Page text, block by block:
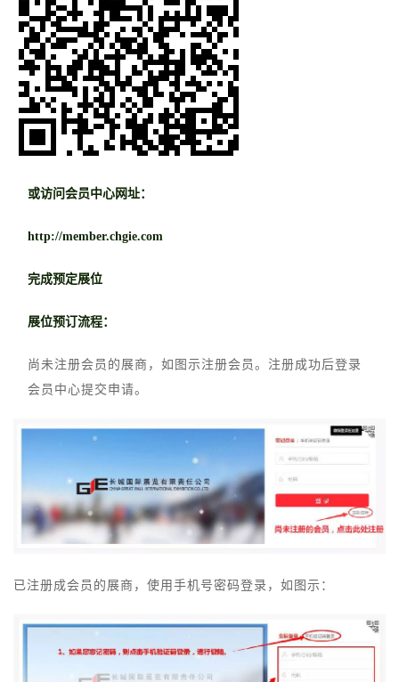
或访问会员中心网址：
http://member.chgie.com
完成预定展位
展位预订流程：
尚未注册会员的展商，如图示注册会员。注册成功后登录
会员中心提交申请。
已注册成会员的展商，使用手机号密码登录，如图示：